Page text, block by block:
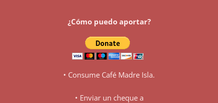
¿Cómo puedo aportar?
• Consume Café Madre Isla.
• Enviar un cheque a